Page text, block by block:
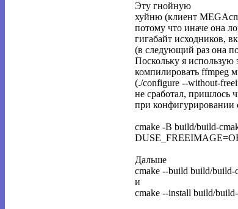
Эту гнойную
хуйню (клиент
потому что иначе она
гигабайт исходников,
(в следующий раз она
Поскольку я использую
компилировать ffmpeg
(./configure --without-
не сработал, пришлось
при конфигурировании
cmake -B build/build-
Дальше
cmake --build build/build-
и
cmake --install build/